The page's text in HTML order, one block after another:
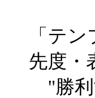
「テ
先度・
"勝利